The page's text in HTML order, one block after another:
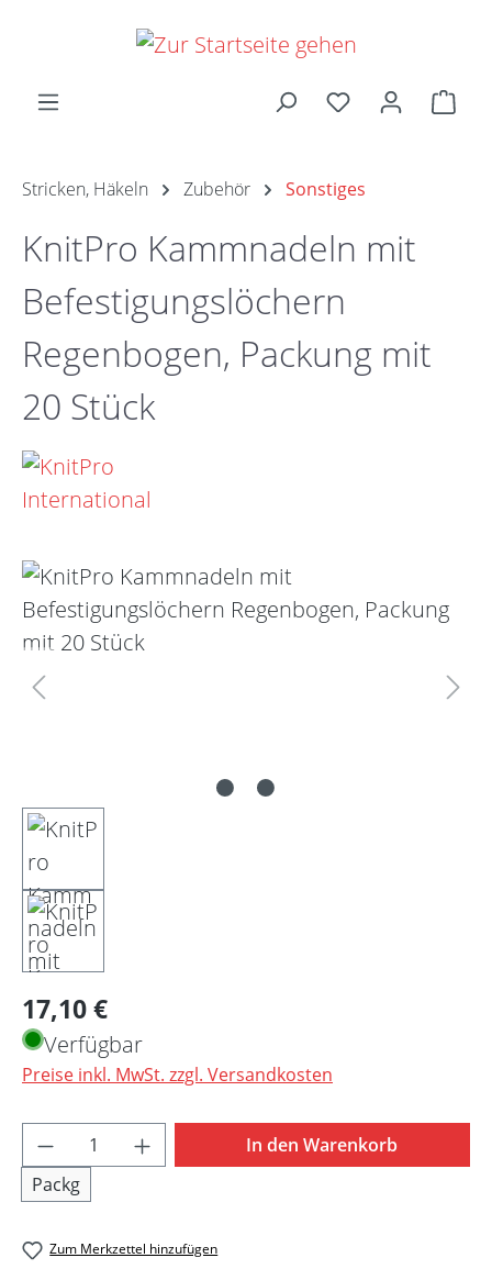
Zum Hauptinhalt springen
Stricken, Häkeln Zubehör Sonstiges
KnitPro Kammnadeln mit
Befestigungslöchern
Regenbogen, Packung mit
20 Stück
Bildergalerie überspringen
Regulärer Preis:
17,10 €
Verfügbar
Preise inkl. MwSt. zzgl. Versandkosten
Produkt Anzahl: Gib den gewünschten
Packg
In den Warenkorb
Zum Merkzettel hinzufügen